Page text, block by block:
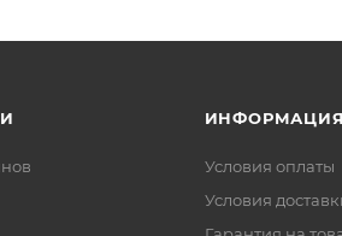
ИНФОРМАЦИЯ
Условия оплаты
Условия